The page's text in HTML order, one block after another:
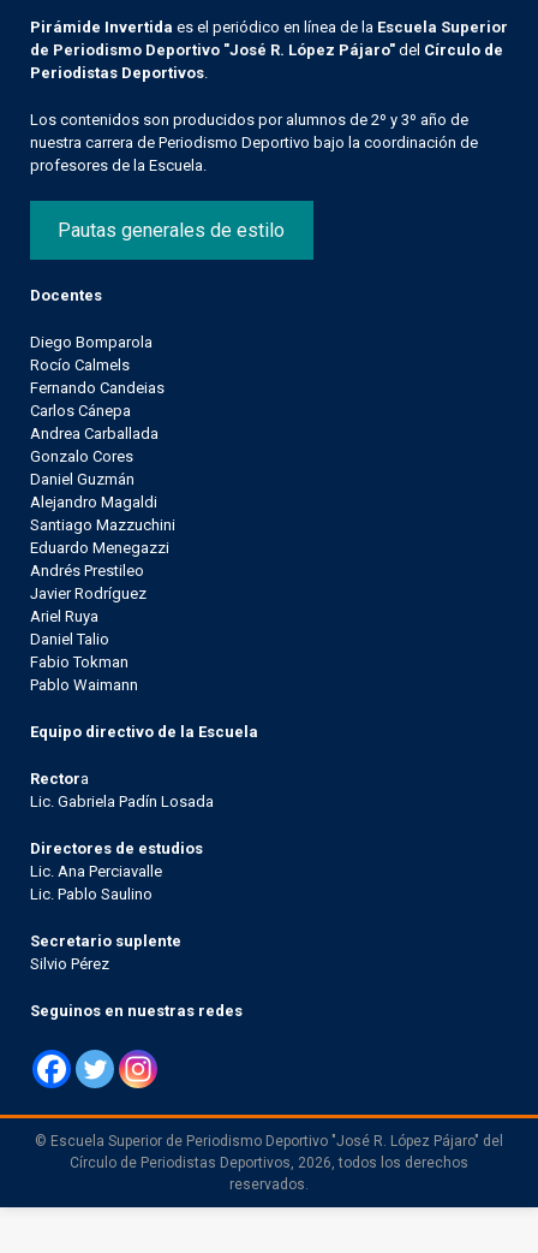
Pirámide Invertida es el periódico en línea de la Escuela Superior
de Periodismo Deportivo "José R. López Pájaro" del Círculo de
Periodistas Deportivos
Los contenidos son producidos por alumnos de 2º y 3º año de
nuestra carrera de Periodismo Deportivo bajo la coordinación de
profesores de la Escuela.
Pautas generales de estilo
Docentes
Diego Bomparola
Rocío Calmels
Fernando Candeias
Carlos Cánepa
Andrea Carballada
Gonzalo Cores
Daniel Guzmán
Alejandro Magaldi
Santiago Mazzuchini
Eduardo Menegazzi
Andrés Prestileo
Javier Rodríguez
Ariel Ruya
Daniel Talio
Fabio Tokman
Pablo Waimann
Equipo directivo de la Escuela
Rectora
Lic. Gabriela Padín Losada
Directores de estudios
Lic. Ana Perciavalle
Lic. Pablo Saulino
Secretario suplente
Silvio Pérez
Seguinos en nuestras redes
© Escuela Superior de Periodismo Deportivo "José R. López Pájaro" del
Círculo de Periodistas Deportivos, 2026, todos los derechos
reservados.